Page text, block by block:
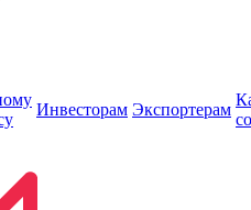
Инвесторам Экспортерам